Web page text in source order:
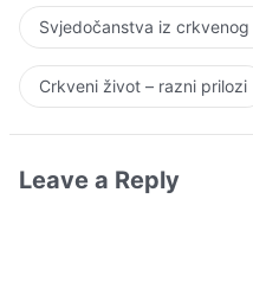
Svjedočanstva iz
Crkveni život – razni prilozi
Leave a Reply